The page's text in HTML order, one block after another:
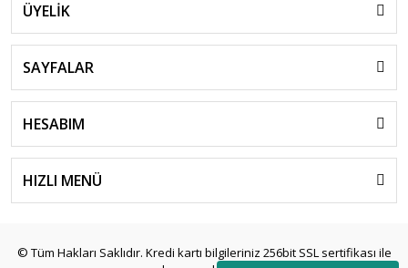
ÜYELİK
SAYFALAR
HESABIM
HIZLI MENÜ
© Tüm Hakları Saklıdır. Kredi kartı bilgileriniz 256bit SSL sertifikası ile